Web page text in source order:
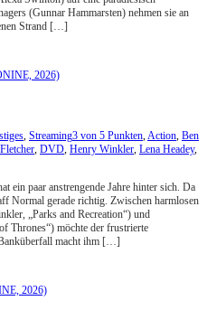
(Gunnar Hammarsten) nehmen sie an
Strand […]
Streaming3 von 5 Punkten Action Ben
DVD Henry Winkler Lena Headey,
ein paar anstrengende Jahre hinter sich. Da
Normal gerade richtig. Zwischen harmlosen
„Parks and Recreation“) und
Thrones“) möchte der frustrierte
macht ihm […]